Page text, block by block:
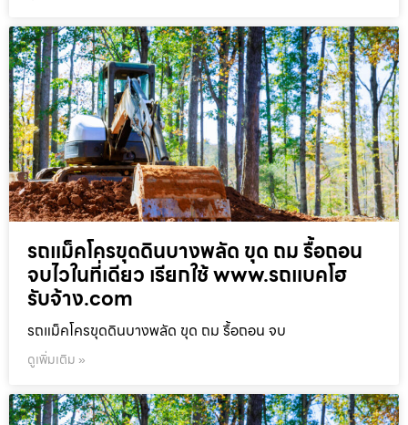
รถแม็คโครขุดดินบางพลัด ขุด ถม รื้อถอน
จบไวในที่เดียว เรียกใช้ www.รถแบคโฮ
รับจ้าง.com
รถแม็คโครขุดดินบางพลัด ขุด ถม รื้อถอน จบ
ดูเพิ่มเติม »